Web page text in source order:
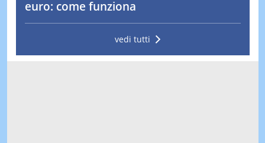
euro: come funziona
vedi tutti